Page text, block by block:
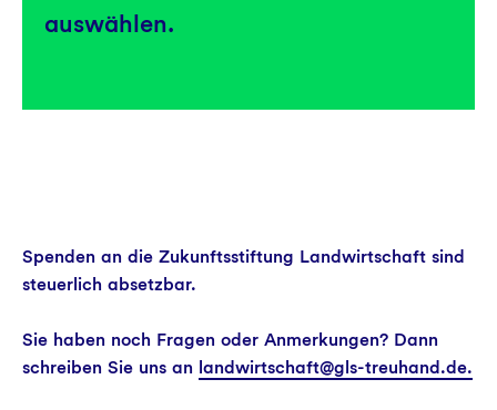
auswählen.
Spenden an die Zukunftsstiftung Landwirtschaft sind
steuerlich absetzbar.
Sie haben noch Fragen oder Anmerkungen? Dann
schreiben Sie uns an landwirtschaft@gls-treuhand.de.